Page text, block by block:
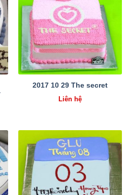
2017 10 29 The secret
Liên hệ